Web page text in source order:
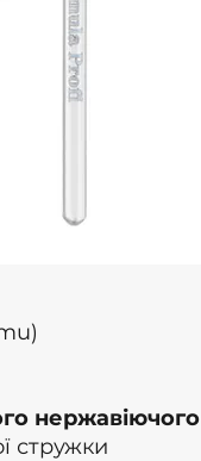
нержавіючого
стружки